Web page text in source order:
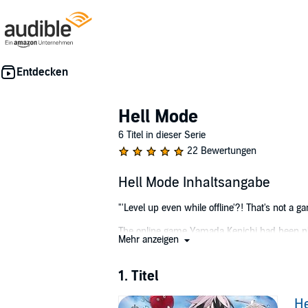
Hell Mode
6 Titel in dieser Serie
22 Bewertungen
Hell Mode Inhaltsangabe
"'Level up even while offline'?! That's not a
The online game Yamada Kenichi had been
everything he finds is way too easy. The
"What's this? 'You are invited to a game that
Kenichi stumbles upon an untitled game,
Mehr anzeigen
1. Titel